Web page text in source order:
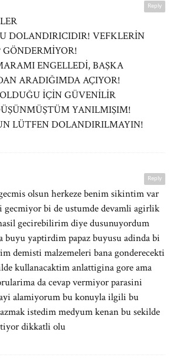
Reply
DOLANDIRICIDIR! VEFKLERİN
GÖNDERMİYOR!
ENGELLEDİ, BAŞKA
ARADIĞIMDA AÇIYOR!
İÇİN GÜVENİLİR
YANILMIŞIM!
LÜTFEN DOLANDIRILMAYIN!
Reply
olsun herkeze benim sikintim var
gecmiyor bi de ustumde devamli agirlik
gecirebilirim diye dusunuyordum
buyu yaptirdim papaz buyusu adinda bi
demisti malzemeleri bana gonderecekti
kullanacaktim anlattigina gore ama
da cevap vermiyor parasini
alamiyorum bu konuyla ilgili bu
istedim medyum kenan bu sekilde
dikkatli olu